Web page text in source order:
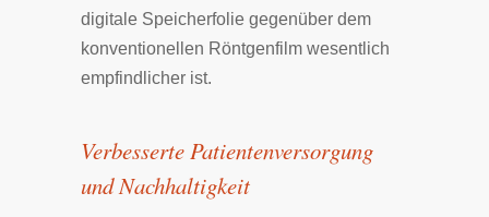
di­gi­ta­le Spei­cher­fo­lie ge­gen­über dem
kon­ven­tio­nel­len Röntgen­film we­sent­lich
em­pfind­li­cher ist.
Verbesserte Patientenversorgung
und Nachhaltigkeit